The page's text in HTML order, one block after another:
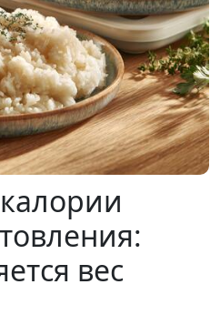
вес